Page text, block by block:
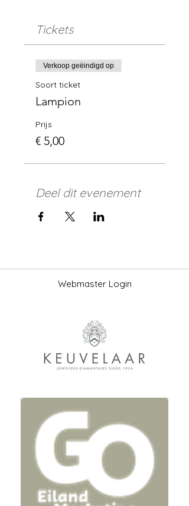
Tickets
Verkoop geëindigd op
Soort ticket
Lampion
Prijs
€ 5,00
Deel dit evenement
Webmaster Login